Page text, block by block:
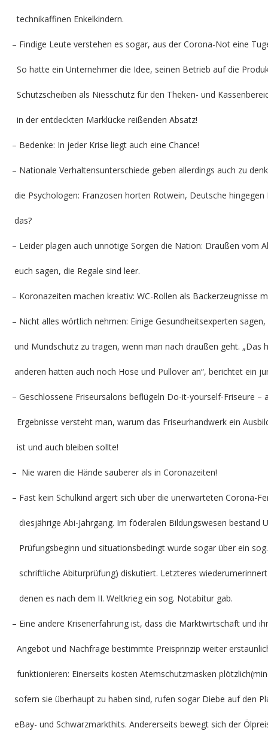
technikaffinen Enkelkindern.
– Findige Leute verstehen es sogar, aus der Corona-Not eine
So hatte ein Unternehmer die Idee, seinen Betrieb auf die
Schutzscheiben als Niesschutz für den Theken- und
in der entdeckten Marklücke reißenden Absatz!
– Bedenke: In jeder Krise liegt auch eine Chance!
– Nationale Verhaltensunterschiede geben allerdings auch zu
die Psychologen: Franzosen horten Rotwein, Deutsche
das?
– Leider plagen auch unnötige Sorgen die Nation: Draußen vom
euch sagen, die Regale sind leer.
– Koronazeiten machen kreativ: WC-Rollen als Backerzeugnisse
– Nicht alles wörtlich nehmen: Einige Gesundheitsexperten
und Mundschutz zu tragen, wenn man nach draußen geht.
anderen hatten auch noch Hose und Pullover an“, berichtet ein
– Geschlossene Friseursalons beflügeln Do-it-yourself-Friseure –
Ergebnisse versteht man, warum das Friseurhandwerk ein
ist und auch bleiben sollte!
– Nie waren die Hände sauberer als in Coronazeiten!
– Fast kein Schulkind ärgert sich über die unerwarteten Corona-
diesjährige Abi-Jahrgang. Im föderalen Bildungswesen
Prüfungsbeginn und situationsbedingt wurde sogar über ein
schriftliche Abiturprüfung) diskutiert. Letzteres
denen es nach dem II. Weltkrieg ein sog. Notabitur gab.
– Eine andere Krisenerfahrung ist, dass die Marktwirtschaft und
Angebot und Nachfrage bestimmte Preisprinzip weiter
funktionieren: Einerseits kosten Atemschutzmasken
sofern sie überhaupt zu haben sind, rufen sogar Diebe auf den
eBay- und Schwarzmarkthits. Andererseits bewegt sich der